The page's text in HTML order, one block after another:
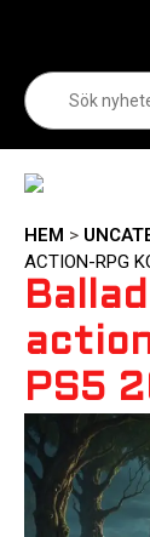
efter:
HEM >
ACTION-RPG
PS5